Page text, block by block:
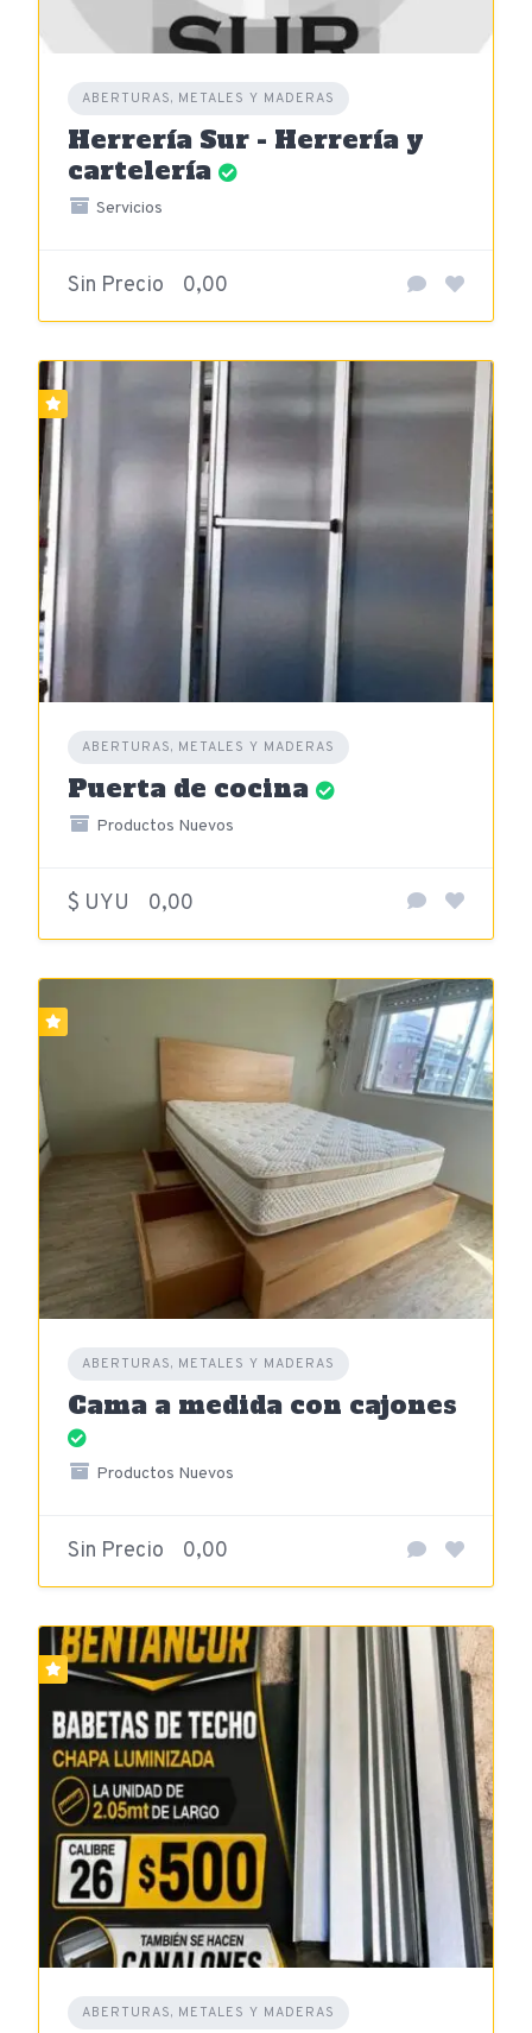
ABERTURAS, METALES Y MADERAS
Herrería Sur - Herrería y
cartelería
Servicios
Sin Precio 0,00
ABERTURAS, METALES Y MADERAS
Puerta de cocina
Productos Nuevos
$ UYU 0,00
ABERTURAS, METALES Y MADERAS
Cama a medida con cajones
Productos Nuevos
Sin Precio 0,00
ABERTURAS, METALES Y MADERAS